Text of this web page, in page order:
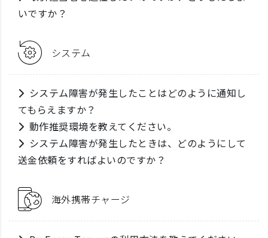
いですか？
システム
システム障害が発生したことはどのように通知し
てもらえますか？
動作推奨環境を教えてください。
システム障害が発生したときは、どのようにして
送金依頼をすればよいのですか？
海外携帯チャージ